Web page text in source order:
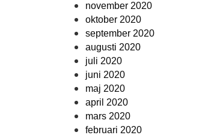
november 2020
oktober 2020
september 2020
augusti 2020
juli 2020
juni 2020
maj 2020
april 2020
mars 2020
februari 2020